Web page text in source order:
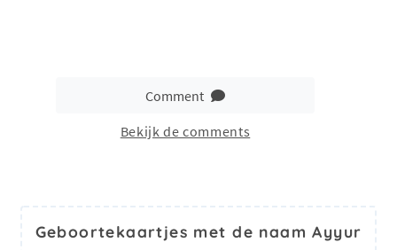
Comment
Bekijk de comments
Geboortekaartjes met de naam Ayyur